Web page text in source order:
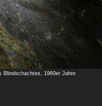
Blindschachtes, 1960er Jahre